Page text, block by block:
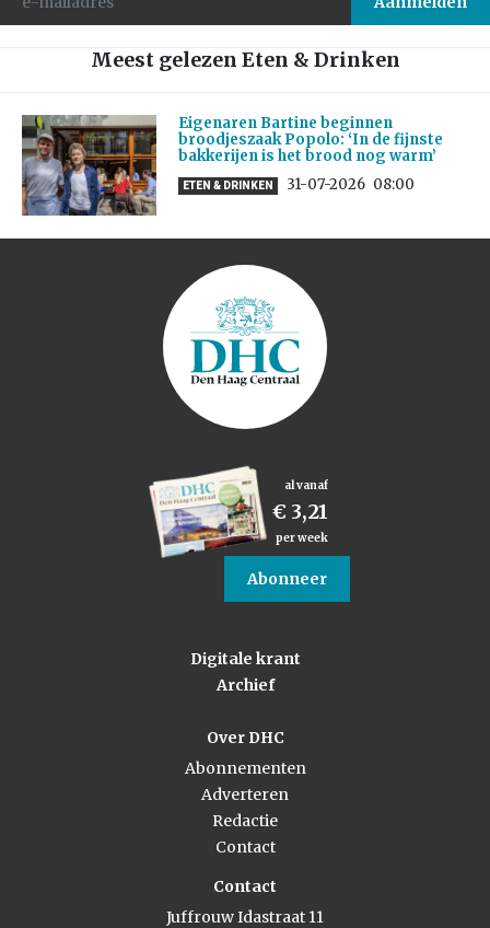
Meest gelezen Eten & Drinken
Eigenaren Bartine beginnen
broodjeszaak Popolo: ‘In de fijnste
bakkerijen is het brood nog warm’
ETEN & DRINKEN 31-07-2026 08:00
al vanaf
€ 3,21
per week
Abonneer
Digitale krant
Archief
Over DHC
Abonnementen
Adverteren
Redactie
Contact
Contact
Juffrouw Idastraat 11